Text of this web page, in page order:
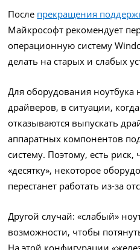
После прекращения
Майкрософт рекомендует
операционную систему
делать на старых и слабых
Для оборудования ноутбука
драйверов, в ситуации,
отказываются выпускать
аппаратных компонентов
систему. Поэтому, есть риск,
«десятку», некоторое
перестанет работать из-за
Другой случай: «слабый»
возможности, чтобы